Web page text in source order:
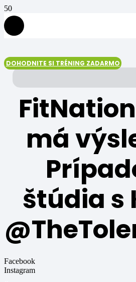
DOHODNITE SI TRÉNING ZADARMO
má
štúdia s
Facebook
Instagram